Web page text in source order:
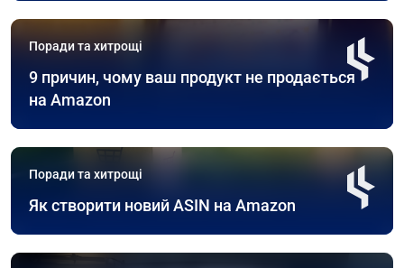
Поради та хитрощі
9 причин, чому ваш продукт не продається
на Amazon
Поради та хитрощі
Як створити новий ASIN на Amazon